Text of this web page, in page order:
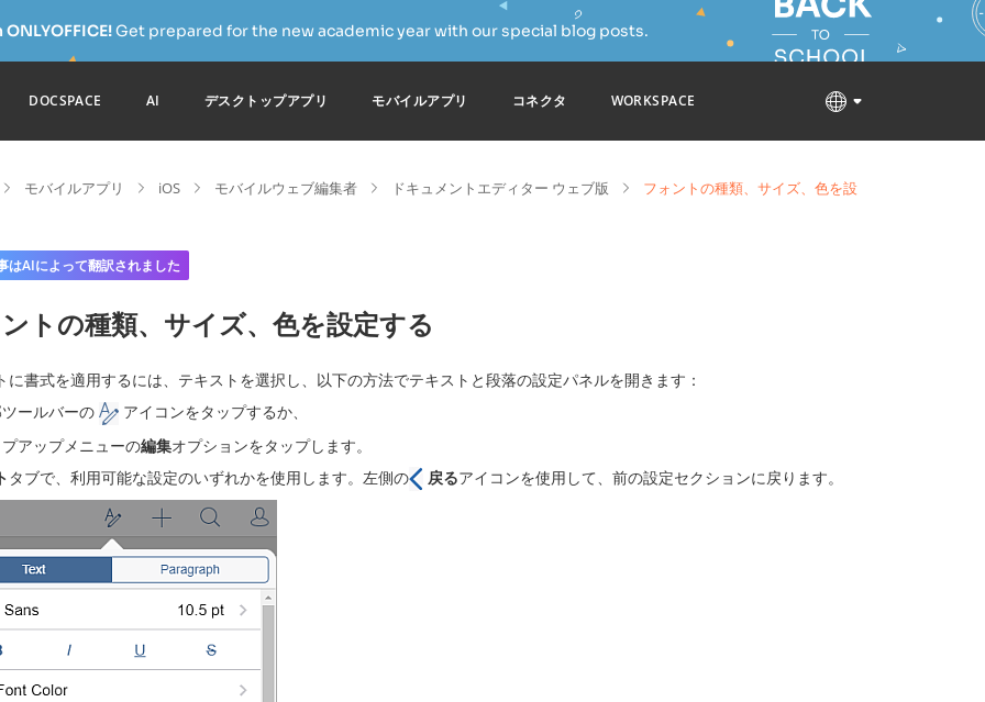
Get prepared for the new academic year with our special blog posts.
DOCSPACE AI デスクトップアプリ モバイルアプリ コネクタ WORKSPACE
モバイルアプリ iOS モバイルウェブ編集者 ドキュメントエディター ウェブ版 フォントの種類、サイズ、色を設
はAIによって翻訳されました
トの種類、サイズ、色を設定する
に書式を適用するには、テキストを選択し、以下の方法でテキストと段落の設定パネルを開きます：
ールバーの
アイコンをタップするか、
アップメニューの編集オプションをタップします。
タブで、利用可能な設定のいずれかを使用します。左側の 戻るアイコンを使用して、前の設定セクションに戻ります。